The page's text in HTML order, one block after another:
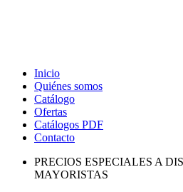
Inicio
Quiénes somos
Catálogo
Ofertas
Catálogos PDF
Contacto
PRECIOS ESPECIALES A
MAYORISTAS